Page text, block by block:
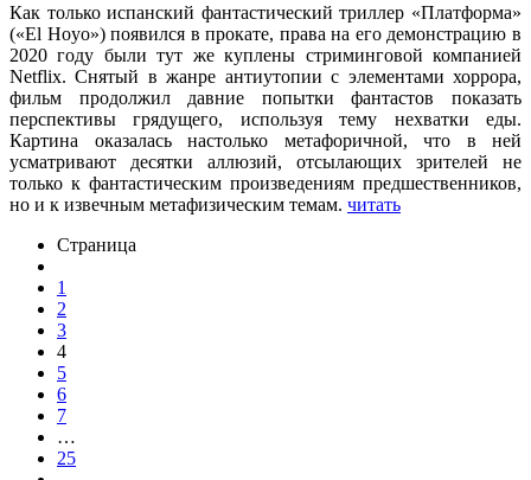
Как только испанский фантастический триллер «Платформа»
(«El Hoyo») появился в прокате, права на его демонстрацию в
2020 году были тут же куплены стриминговой компанией
Netflix. Снятый в жанре антиутопии с элементами хоррора,
фильм продолжил давние попытки фантастов показать
перспективы грядущего, используя тему нехватки еды.
Картина оказалась настолько метафоричной, что в ней
усматривают десятки аллюзий, отсылающих зрителей не
только к фантастическим произведениям предшественников,
но и к извечным метафизическим темам. читать
Страница
1
2
3
4
5
6
7
…
25